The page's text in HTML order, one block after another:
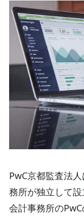
PwC京都監査法
務所が独立して
会計事務所の